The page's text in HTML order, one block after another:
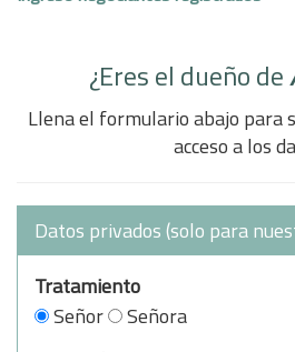
¿Eres el dueño de
Llena el formulario abajo para
acceso a los
Datos privados (solo para
Tratamiento
Señor
Señora